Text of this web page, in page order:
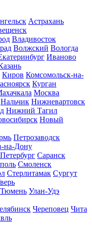
Астрахань
Владивосток
Волжский Вологда
Иваново
Киров Комсомольск-на-
Курган
Москва
Нальчик Нижневартовск
Нижний Тагил
Новый
Петрозаводск
на-Дону
Саранск
Смоленск
Стерлитамак Сургут
Тюмень Улан-Удэ
Череповец Чита